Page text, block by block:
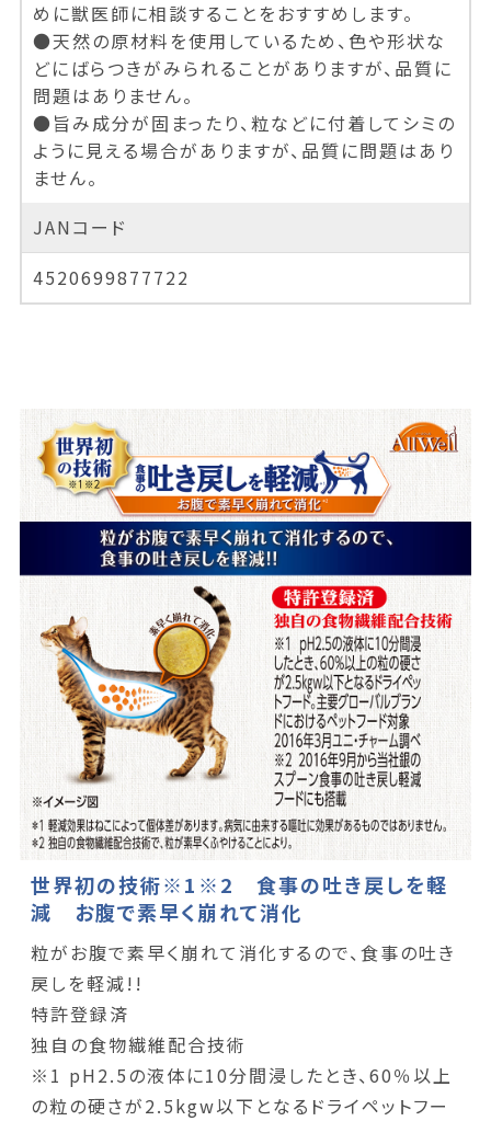
めに獣医師に相談することをおすすめします。
●天然の原材料を使用しているため、色や形状な
どにばらつきがみられることがありますが、品質に
問題はありません。
●旨み成分が固まったり、粒などに付着してシミの
ように見える場合がありますが、品質に問題はあり
ません。
JANコード
4520699877722
世界初の技術※1※2 食事の吐き戻しを軽
減 お腹で素早く崩れて消化
粒がお腹で素早く崩れて消化するので、食事の吐き
戻しを軽減!!
特許登録済
独自の食物繊維配合技術
※1 pH2.5の液体に10分間浸したとき、60％以上
の粒の硬さが2.5kgw以下となるドライペットフー